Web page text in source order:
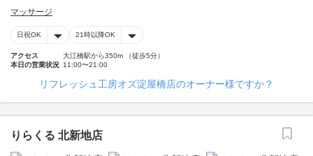
マッサージ
日祝OK 21時以降OK
アクセス
大江橋駅から350m （徒歩5分）
本日の営業状況 11:00〜21:00
リフレッシュ工房オズ淀屋橋店のオーナー様ですか？
りらくる 北新地店